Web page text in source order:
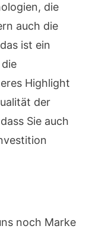
die
auch die
ist ein
Highlight
der
Sie auch
noch Marke